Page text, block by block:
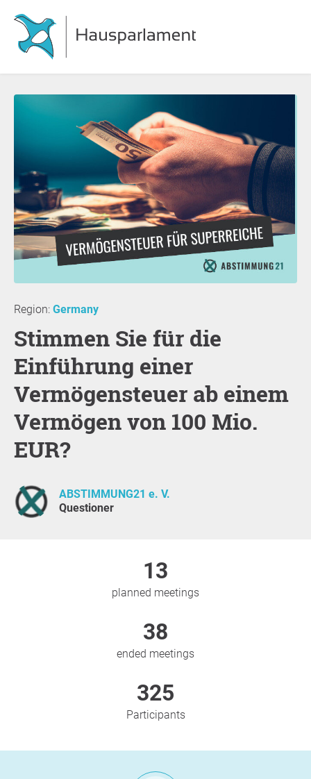
Region: Germany
Stimmen Sie für die
Einführung einer
Vermögensteuer ab einem
Vermögen von 100 Mio.
EUR?
ABSTIMMUNG21 e. V.
Questioner
13
planned meetings
38
ended meetings
325
Participants